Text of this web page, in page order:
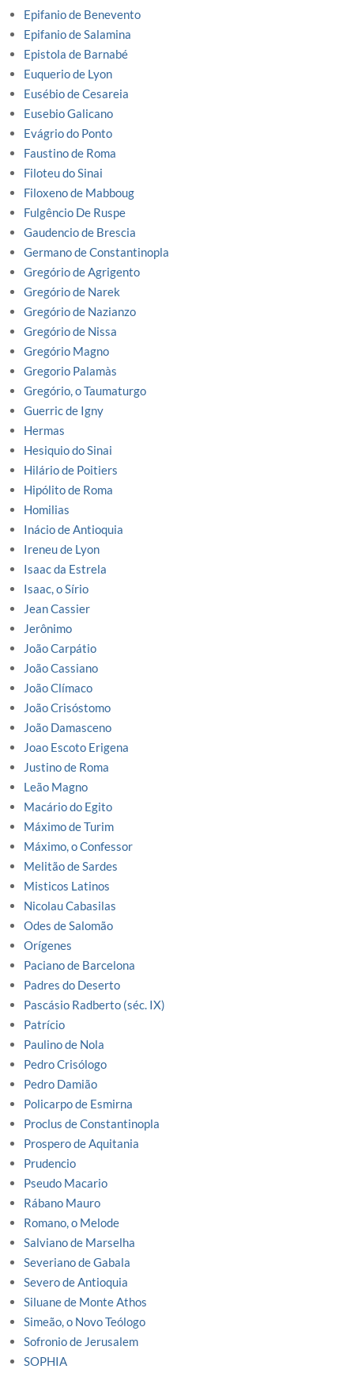
Epifanio de Benevento
Epifanio de Salamina
Epistola de Barnabé
Euquerio de Lyon
Eusébio de Cesareia
Eusebio Galicano
Evágrio do Ponto
Faustino de Roma
Filoteu do Sinai
Filoxeno de Mabboug
Fulgêncio De Ruspe
Gaudencio de Brescia
Germano de Constantinopla
Gregório de Agrigento
Gregório de Narek
Gregório de Nazianzo
Gregório de Nissa
Gregório Magno
Gregorio Palamàs
Gregório, o Taumaturgo
Guerric de Igny
Hermas
Hesiquio do Sinai
Hilário de Poitiers
Hipólito de Roma
Homilias
Inácio de Antioquia
Ireneu de Lyon
Isaac da Estrela
Isaac, o Sírio
Jean Cassier
Jerônimo
João Carpátio
João Cassiano
João Clímaco
João Crisóstomo
João Damasceno
Joao Escoto Erigena
Justino de Roma
Leão Magno
Macário do Egito
Máximo de Turim
Máximo, o Confessor
Melitão de Sardes
Misticos Latinos
Nicolau Cabasilas
Odes de Salomão
Orígenes
Paciano de Barcelona
Padres do Deserto
Pascásio Radberto (séc. IX)
Patrício
Paulino de Nola
Pedro Crisólogo
Pedro Damião
Policarpo de Esmirna
Proclus de Constantinopla
Prospero de Aquitania
Prudencio
Pseudo Macario
Rábano Mauro
Romano, o Melode
Salviano de Marselha
Severiano de Gabala
Severo de Antioquia
Siluane de Monte Athos
Simeão, o Novo Teólogo
Sofronio de Jerusalem
SOPHIA